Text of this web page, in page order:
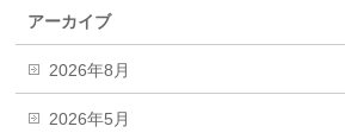
アーカイブ
2026年8月
2026年5月